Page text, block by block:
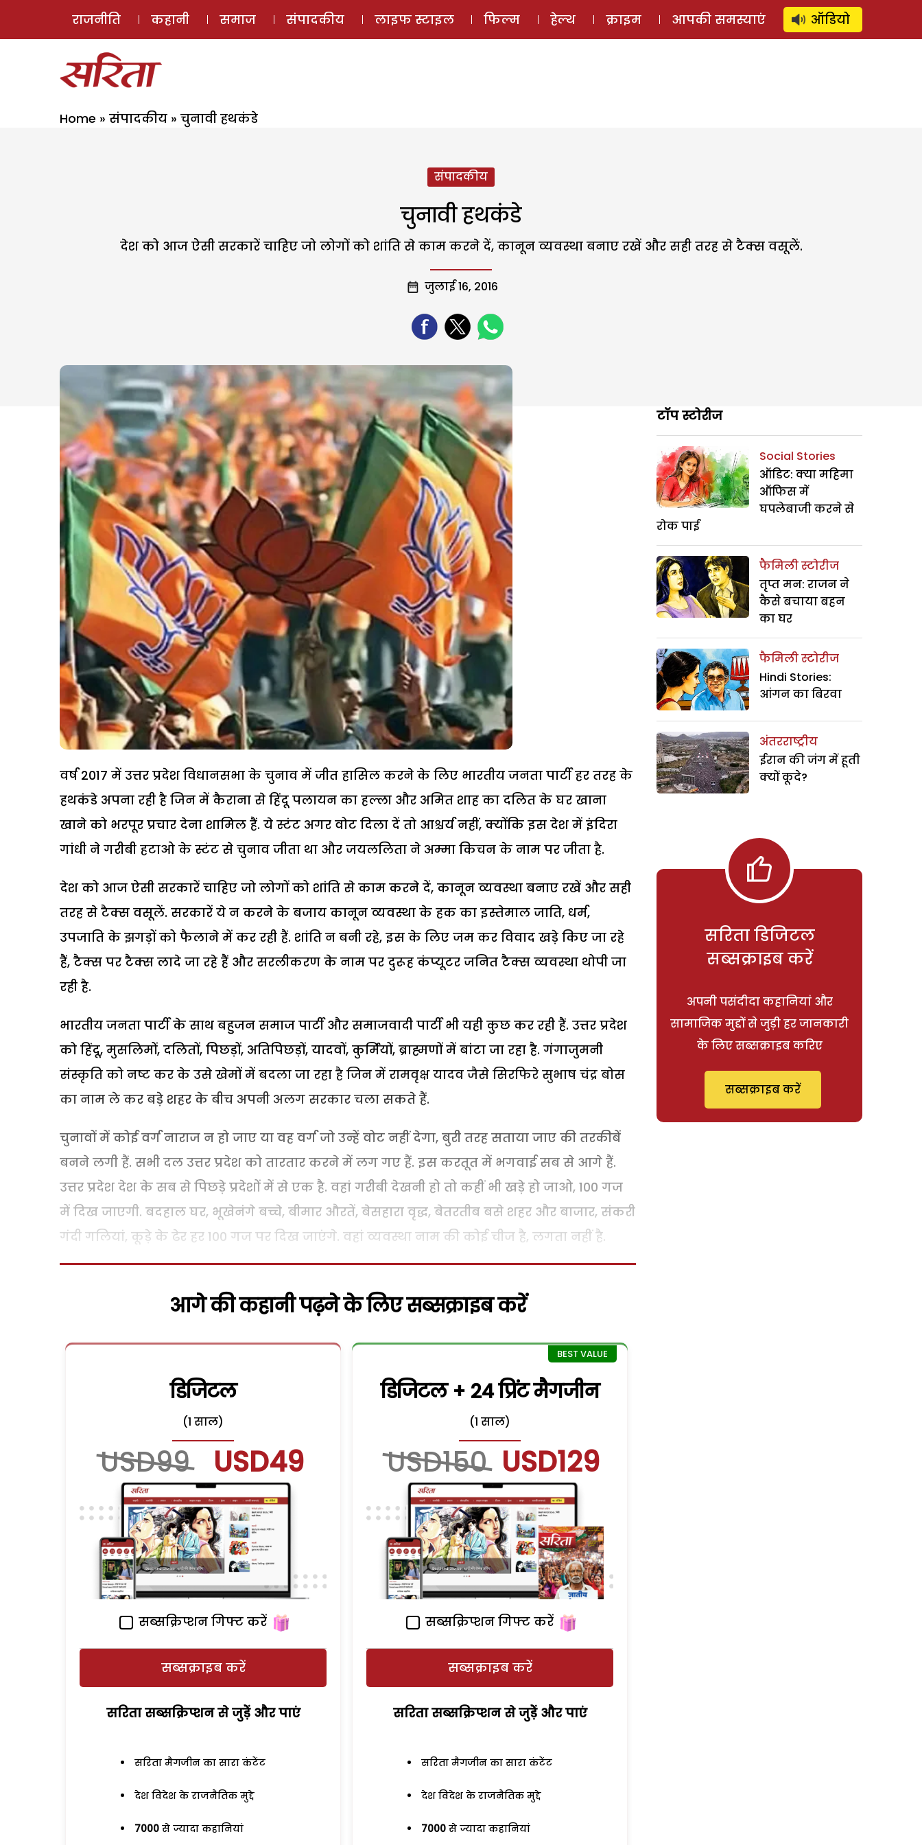
ई-मैगज़ीन ऑडियो स्टोरी लॉग इन ⚲ SUBSCRIBE
राजनीति कहानी समाज संपादकीय लाइफ स्टाइल फिल्म हेल्थ क्राइम आपकी समस्याएं ऑडियो
Home » संपादकीय » चुनावी हथकंडे
संपादकीय
चुनावी हथकंडे
देश को आज ऐसी सरकारें चाहिए जो लोगों को शांति से काम करने दें, कानून व्यवस्था बनाए रखें और सही तरह से टैक्स वसूलें.
जुलाई 16, 2016
वर्ष 2017 में उत्तर प्रदेश विधानसभा के चुनाव में जीत हासिल करने के लिए भारतीय जनता पार्टी हर तरह के
हथकंडे अपना रही है जिन में कैराना से हिंदू पलायन का हल्ला और अमित शाह का दलित के घर खाना
खाने को भरपूर प्रचार देना शामिल हैं. ये स्टंट अगर वोट दिला दें तो आश्चर्य नहीं, क्योंकि इस देश में इंदिरा
गांधी ने गरीबी हटाओ के स्टंट से चुनाव जीता था और जयललिता ने अम्मा किचन के नाम पर जीता है.
देश को आज ऐसी सरकारें चाहिए जो लोगों को शांति से काम करने दें, कानून व्यवस्था बनाए रखें और सही
तरह से टैक्स वसूलें. सरकारें ये न करने के बजाय कानून व्यवस्था के हक का इस्तेमाल जाति, धर्म,
उपजाति के झगड़ों को फैलाने में कर रही हैं. शांति न बनी रहे, इस के लिए जम कर विवाद खड़े किए जा रहे
हैं, टैक्स पर टैक्स लादे जा रहे हैं और सरलीकरण के नाम पर दुरूह कंप्यूटर जनित टैक्स व्यवस्था थोपी जा
रही है.
भारतीय जनता पार्टी के साथ बहुजन समाज पार्टी और समाजवादी पार्टी भी यही कुछ कर रही हैं. उत्तर प्रदेश
को हिंदू, मुसलिमों, दलितों, पिछड़ों, अतिपिछड़ों, यादवों, कुर्मियों, ब्राह्मणों में बांटा जा रहा है. गंगाजुमनी
संस्कृति को नष्ट कर के उसे खेमों में बदला जा रहा है जिन में रामवृक्ष यादव जैसे सिरफिरे सुभाष चंद्र बोस
का नाम ले कर बड़े शहर के बीच अपनी अलग सरकार चला सकते हैं.
चुनावों में कोई वर्ग नाराज न हो जाए या वह वर्ग जो उन्हें वोट नहीं देगा, बुरी तरह सताया जाए की तरकीबें
बनने लगी हैं. सभी दल उत्तर प्रदेश को तारतार करने में लग गए हैं. इस करतूत में भगवाई सब से आगे हैं.
उत्तर प्रदेश देश के सब से पिछड़े प्रदेशों में से एक है. वहां गरीबी देखनी हो तो कहीं भी खड़े हो जाओ, 100 गज
में दिख जाएगी. बदहाल घर, भूखेनंगे बच्चे, बीमार औरतें, बेसहारा वृद्ध, बेतरतीब बसे शहर और बाजार, संकरी
गंदी गलियां, कूड़े के ढेर हर 100 गज पर दिख जाएंगे. वहां व्यवस्था नाम की कोई चीज है, लगता नहीं है.
आगे की कहानी पढ़ने के लिए सब्सक्राइब करें
डिजिटल
(1 साल)
USD99 USD49
सब्सक्रिप्शन गिफ्ट करें
सब्सक्राइब करें
सरिता सब्सक्रिप्शन से जुड़ेें और पाएं
सरिता मैगजीन का सारा कंटेंट
देश विदेश के राजनैतिक मुद्दे
7000 से ज्यादा कहानियां
डिजिटल + 24 प्रिंट मैगजीन
(1 साल)
USD150 USD129
सब्सक्रिप्शन गिफ्ट करें
सब्सक्राइब करें
सरिता सब्सक्रिप्शन से जुड़ेें और पाएं
सरिता मैगजीन का सारा कंटेंट
देश विदेश के राजनैतिक मुद्दे
7000 से ज्यादा कहानियां
टॉप स्टोरीज
Social Stories
ऑडिट: क्या महिमा
ऑफिस में
घपलेबाजी करने से
रोक पाई
फैमिली स्टोरीज
तृप्त मन: राजन ने
कैसे बचाया बहन
का घर
फैमिली स्टोरीज
Hindi Stories:
आंगन का बिरवा
अंतरराष्ट्रीय
ईरान की जंग में हूती
क्यों कूदे?
सरिता डिजिटल
सब्सक्राइब करें
अपनी पसंदीदा कहानियां और
सामाजिक मुद्दों से जुड़ी हर जानकारी
के लिए सब्सक्राइब करिए
सब्सक्राइब करें